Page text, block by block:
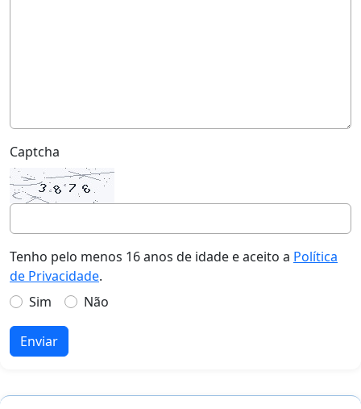
Captcha
Tenho pelo menos 16 anos de idade e aceito a Política
de Privacidade.
Sim
Não
Enviar